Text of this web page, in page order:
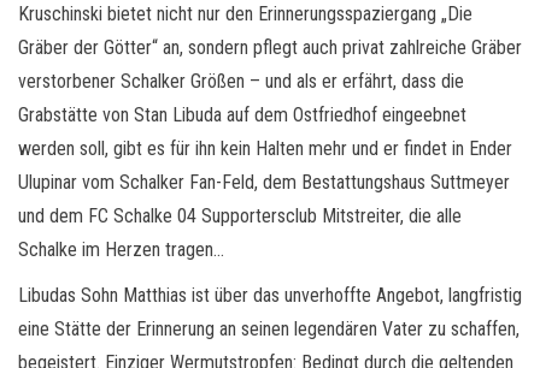
Kruschinski bietet nicht nur den Erinnerungsspaziergang „Die
Gräber der Götter“ an, sondern pflegt auch privat zahlreiche Gräber
verstorbener Schalker Größen – und als er erfährt, dass die
Grabstätte von Stan Libuda auf dem Ostfriedhof eingeebnet
werden soll, gibt es für ihn kein Halten mehr und er findet in Ender
Ulupinar vom Schalker Fan-Feld, dem Bestattungshaus Suttmeyer
und dem FC Schalke 04 Supportersclub Mitstreiter, die alle
Schalke im Herzen tragen…
Libudas Sohn Matthias ist über das unverhoffte Angebot, langfristig
eine Stätte der Erinnerung an seinen legendären Vater zu schaffen,
begeistert. Einziger Wermutstropfen: Bedingt durch die geltenden